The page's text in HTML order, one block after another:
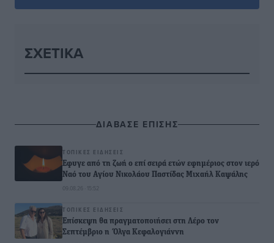
ΣΧΕΤΙΚΆ
ΔΙΑΒΑΣΕ ΕΠΙΣΗΣ
ΤΟΠΙΚΈΣ ΕΙΔΉΣΕΙΣ
Έφυγε από τη ζωή ο επί σειρά ετών εφημέριος στον ιερό
Ναό του Αγίου Νικολάου Παστίδας Μιχαήλ Καψάλης
09.08.26 · 15:52
ΤΟΠΙΚΈΣ ΕΙΔΉΣΕΙΣ
Επίσκεψη θα πραγματοποιήσει στη Λέρο τον
Σεπτέμβριο η Όλγα Κεφαλογιάννη